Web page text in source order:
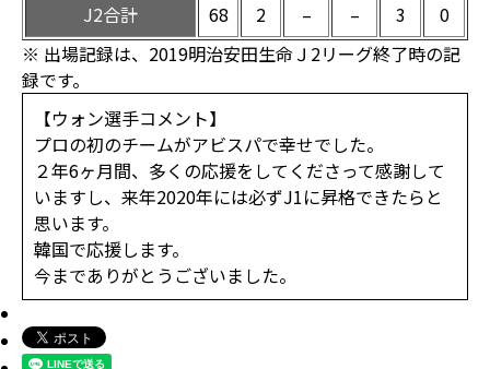
J2合計 68 2 – – 3
0
※ 出場記録は、2019明治安田生命Ｊ2リーグ終了時の記
録です。
【ウォン選手コメント】
プロの初のチームがアビスパで幸せでした。
２年6ヶ月間、多くの応援をしてくださって感謝して
いますし、来年2020年には必ずJ1に昇格できたらと
思います。
韓国で応援します。
今までありがとうございました。